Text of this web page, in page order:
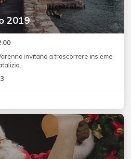
2019
invitano a trascorrere insieme